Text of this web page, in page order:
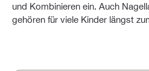
und Kombinieren ein. Auch
gehören für viele Kinder längst